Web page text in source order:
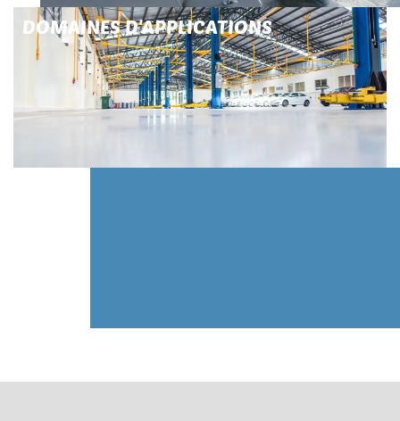
DOMAINES D'APPLICATIONS